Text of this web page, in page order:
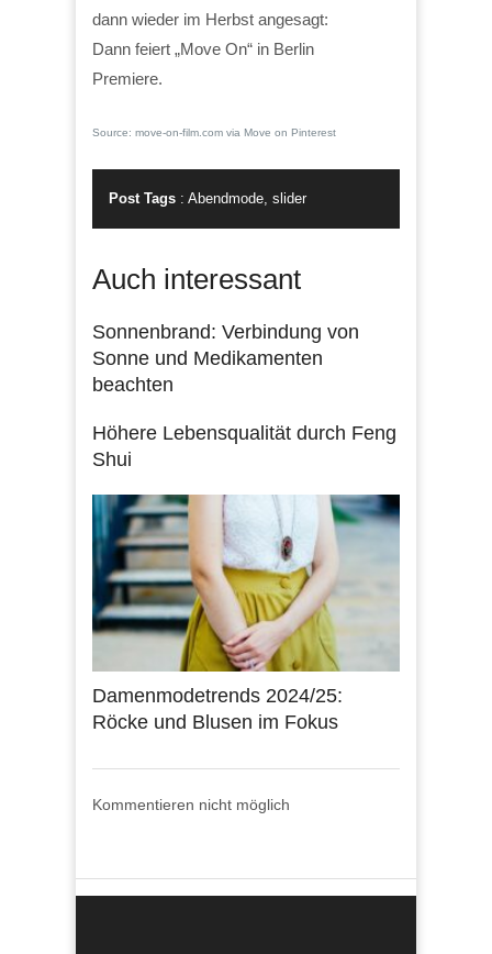
dann wieder im Herbst angesagt:
Dann feiert „Move On“ in Berlin
Premiere.
Source: move-on-film.com via Move on Pinterest
Post Tags : Abendmode slider
Auch interessant
Sonnenbrand: Verbindung von
Sonne und Medikamenten
beachten
Höhere Lebensqualität durch Feng
Shui
Damenmodetrends 2024/25:
Röcke und Blusen im Fokus
Kommentieren nicht möglich